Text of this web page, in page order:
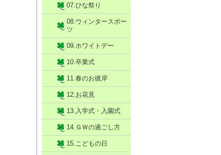
07.ひな祭り
08.ウィンタースポー
ツ
09.ホワイトデー
10.卒業式
11.春のお彼岸
12.お花見
13.入学式・入園式
14.ＧＷの過ごし方
15.こどもの日